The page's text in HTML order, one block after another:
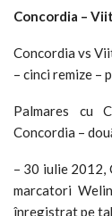
Concordia –
Concordia vs
– cinci remize
Palmares cu
Concordia –
– 30 iulie 2012,
marcatori
înregistrat pe